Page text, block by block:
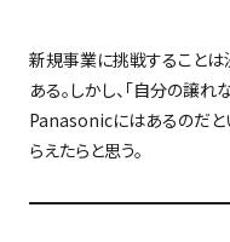
新規事業に挑戦すること
ある。しかし、「自分の譲
Panasonicにはあるのだと
らえたらと思う。